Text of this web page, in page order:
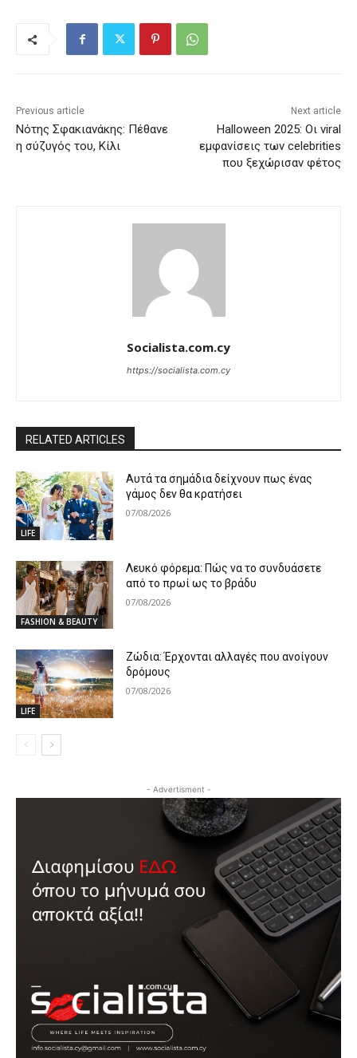
Previous article
Νότης Σφακιανάκης: Πέθανε
η σύζυγός του, Κίλι
Next article
Halloween 2025: Οι viral
εμφανίσεις των celebrities
που ξεχώρισαν φέτος
Socialista.com.cy
https://socialista.com.cy
RELATED ARTICLES
LIFE
Αυτά τα σημάδια δείχνουν πως ένας
γάμος δεν θα κρατήσει
07/08/2026
FASHION & BEAUTY
Λευκό φόρεμα: Πώς να το συνδυάσετε
από το πρωί ως το βράδυ
07/08/2026
LIFE
Ζώδια: Έρχονται αλλαγές που ανοίγουν
δρόμους
07/08/2026
- Advertisment -